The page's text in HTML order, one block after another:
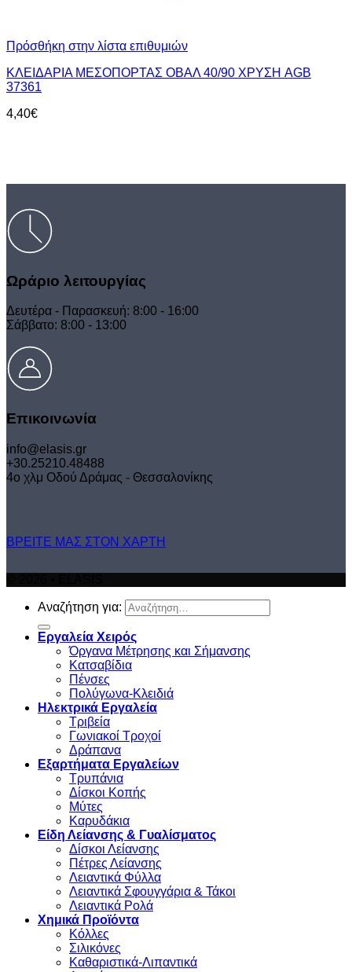
Πρόσθήκη στην λίστα επιθυμιών
ΚΛΕΙΔΑΡΙΑ ΜΕΣΟΠΟΡΤΑΣ ΟΒΑΛ 40/90 ΧΡΥΣΗ AGB
37361
4,40€
Ωράριο λειτουργίας
Δευτέρα - Παρασκευή: 8:00 - 16:00
Σάββατο: 8:00 - 13:00
Επικοινωνία
info@elasis.gr
+30.25210.48488
4ο χλμ Οδού Δράμας - Θεσσαλονίκης
ΒΡΕΙΤΕ ΜΑΣ ΣΤΟΝ ΧΑΡΤΗ
Αναζήτηση για:
Εργαλεία Χειρός
Όργανα Μέτρησης και Σήμανσης
Κατσαβίδια
Πένσες
Πολύγωνα-Κλειδιά
Ηλεκτρικά Εργαλεία
Τριβεία
Γωνιακοί Τροχοί
Δράπανα
Εξαρτήματα Εργαλείων
Τρυπάνια
Δίσκοι Κοπής
Μύτες
Καρυδάκια
Είδη Λείανσης & Γυαλίσματος
Δίσκοι Λείανσης
Πέτρες Λείανσης
Λειαντικά Φύλλα
Λειαντικά Σφουγγάρια & Τάκοι
Λειαντικά Ρολά
Χημικά Προϊόντα
Κόλλες
Σιλικόνες
Καθαριστικά-Λιπαντικά